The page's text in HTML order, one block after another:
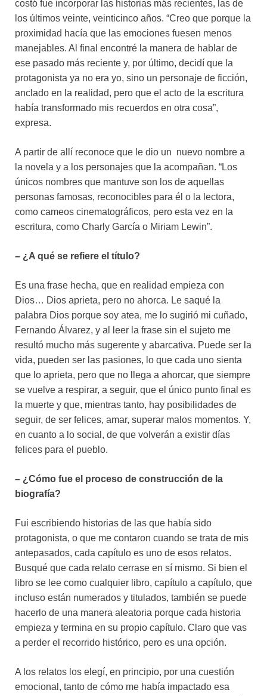
costó fue incorporar las historias más recientes, las de
los últimos veinte, veinticinco años. “Creo que porque la
proximidad hacía que las emociones fuesen menos
manejables. Al final encontré la manera de hablar de
ese pasado más reciente y, por último, decidí que la
protagonista ya no era yo, sino un personaje de ficción,
anclado en la realidad, pero que el acto de la escritura
había transformado mis recuerdos en otra cosa”,
expresa.
A partir de allí reconoce que le dio un nuevo nombre a
la novela y a los personajes que la acompañan. “Los
únicos nombres que mantuve son los de aquellas
personas famosas, reconocibles para él o la lectora,
como cameos cinematográficos, pero esta vez en la
escritura, como Charly García o Miriam Lewin”.
– ¿A qué se refiere el título?
Es una frase hecha, que en realidad empieza con
Dios… Dios aprieta, pero no ahorca. Le saqué la
palabra Dios porque soy atea, me lo sugirió mi cuñado,
Fernando Álvarez, y al leer la frase sin el sujeto me
resultó mucho más sugerente y abarcativa. Puede ser la
vida, pueden ser las pasiones, lo que cada uno sienta
que lo aprieta, pero que no llega a ahorcar, que siempre
se vuelve a respirar, a seguir, que el único punto final es
la muerte y que, mientras tanto, hay posibilidades de
seguir, de ser felices, amar, superar malos momentos. Y,
en cuanto a lo social, de que volverán a existir días
felices para el pueblo.
– ¿Cómo fue el proceso de construcción de la
biografía?
Fui escribiendo historias de las que había sido
protagonista, o que me contaron cuando se trata de mis
antepasados, cada capítulo es uno de esos relatos.
Busqué que cada relato cerrase en sí mismo. Si bien el
libro se lee como cualquier libro, capítulo a capítulo, que
incluso están numerados y titulados, también se puede
hacerlo de una manera aleatoria porque cada historia
empieza y termina en su propio capítulo. Claro que vas
a perder el recorrido histórico, pero es una opción.
A los relatos los elegí, en principio, por una cuestión
emocional, tanto de cómo me había impactado esa